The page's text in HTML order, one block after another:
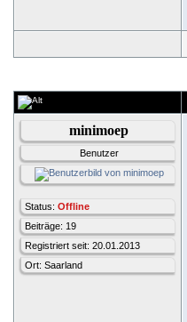
minimoep
Benutzer
Status: Offline
Beiträge: 19
Registriert seit: 20.01.2013
Ort: Saarland